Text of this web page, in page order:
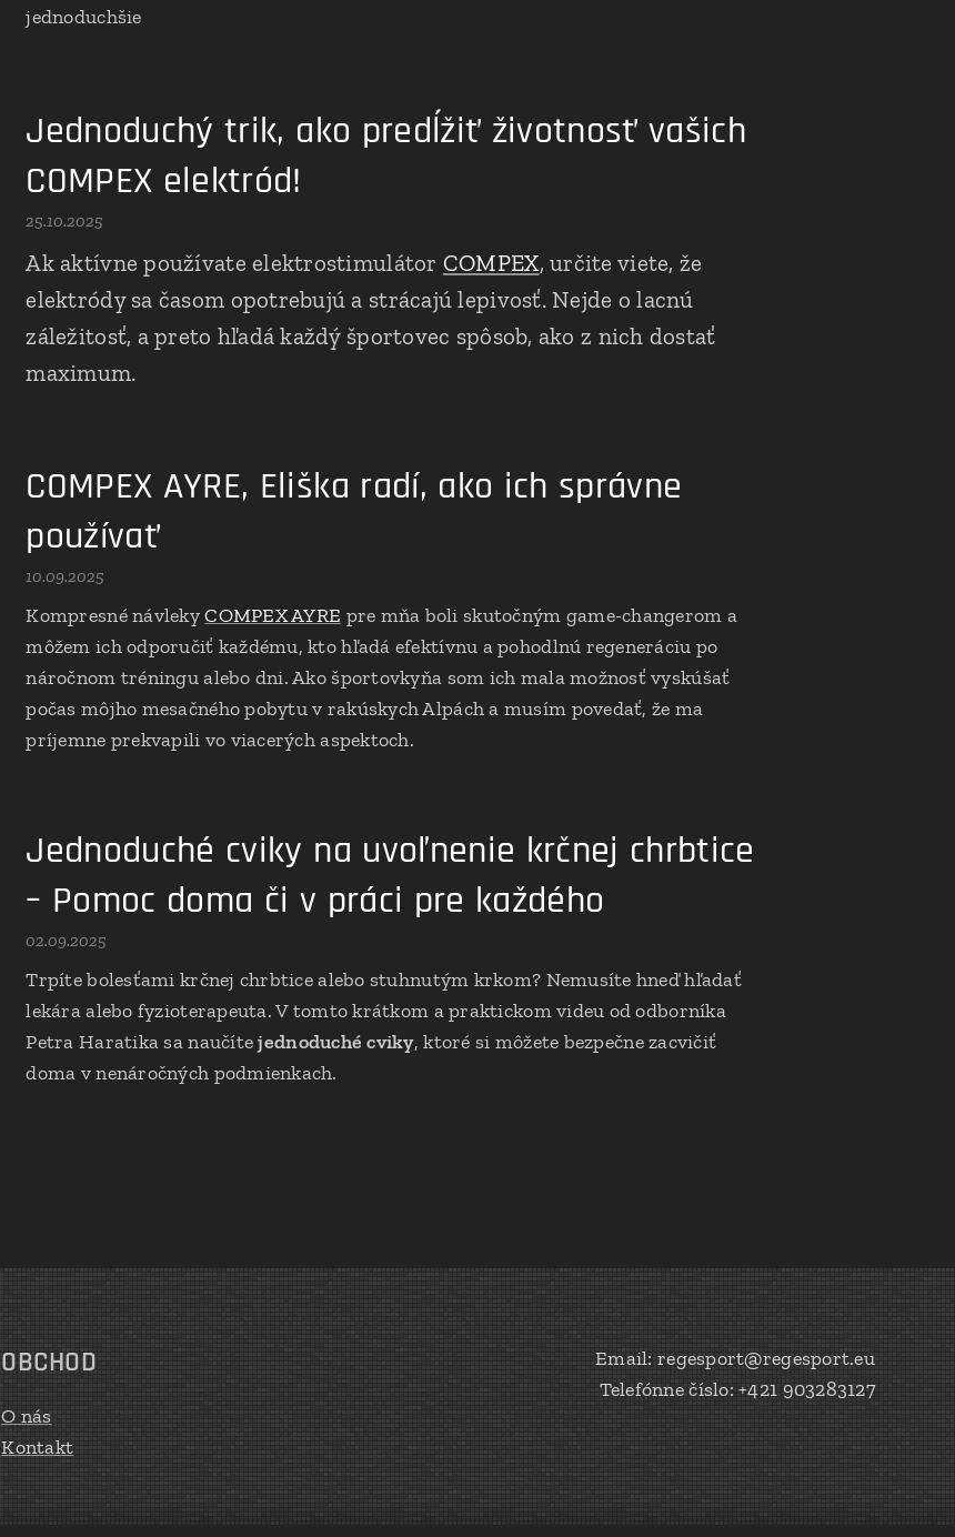
jednoduchšie
Jednoduchý trik, ako predĺžiť životnosť vašich
COMPEX elektród!
25.10.2025
Ak aktívne používate elektrostimulátor COMPEX, určite viete, že
elektródy sa časom opotrebujú a strácajú lepivosť. Nejde o lacnú
záležitosť, a preto hľadá každý športovec spôsob, ako z nich dostať
maximum.
COMPEX AYRE, Eliška radí, ako ich správne
používať
10.09.2025
Kompresné návlekyCOMPEX AYRE pre mňa boli skutočným game-changerom a
môžem ich odporučiť každému, kto hľadá efektívnu a pohodlnú regeneráciu po
náročnom tréningu alebo dni. Ako športovkyňa som ich mala možnosť vyskúšať
počas môjho mesačného pobytu v rakúskych Alpách a musím povedať, že ma
príjemne prekvapili vo viacerých aspektoch.
Jednoduché cviky na uvoľnenie krčnej chrbtice
– Pomoc doma či v práci pre každého
02.09.2025
Trpíte bolesťami krčnej chrbtice alebo stuhnutým krkom? Nemusíte hneď hľadať
lekára alebo fyzioterapeuta. V tomto krátkom a praktickom videu od odborníka
Petra Haratika sa naučítejednoduché cviky, ktoré si môžete bezpečne zacvičiť
doma v nenáročných podmienkach.
OBCHOD
O nás
Kontakt
Email: regesport@regesport.eu
Telefónne číslo: +421 903283127